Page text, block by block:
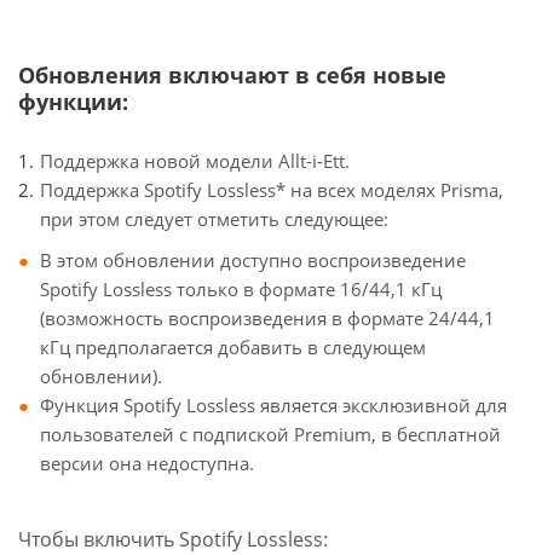
Обновления включают в себя новые
функции:
Поддержка новой модели Allt-i-Ett.
Поддержка Spotify Lossless* на всех моделях Prisma,
при этом следует отметить следующее:
В этом обновлении доступно воспроизведение
Spotify Lossless только в формате 16/44,1 кГц
(возможность воспроизведения в формате 24/44,1
кГц предполагается добавить в следующем
обновлении).
Функция Spotify Lossless является эксклюзивной для
пользователей с подпиской Premium, в бесплатной
версии она недоступна.
Чтобы включить Spotify Lossless: